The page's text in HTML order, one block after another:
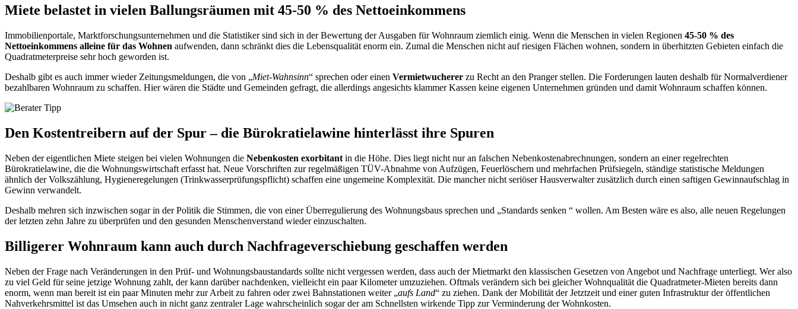
Miete belastet in vielen Ballungsräumen mit 45-50 % des Nettoeinkommens
Immobilienportale, Marktforschungsunternehmen und die Statistiker sind sich in der Bewertung der Ausgaben für Wohnraum ziemlich einig. Wenn die Menschen in vielen Regionen 45-50 % des
Nettoeinkommens alleine für das Wohnen aufwenden, dann schränkt dies die Lebensqualität enorm ein. Zumal die Menschen nicht auf riesigen Flächen wohnen, sondern in überhitzten Gebieten einfach die
Quadratmeterpreise sehr hoch geworden ist.
Deshalb gibt es auch immer wieder Zeitungsmeldungen, die von „Miet-Wahnsinn“ sprechen oder einen Vermietwucherer zu Recht an den Pranger stellen. Die Forderungen lauten deshalb für Normalverdiener
bezahlbaren Wohnraum zu schaffen. Hier wären die Städte und Gemeinden gefragt, die allerdings angesichts klammer Kassen keine eigenen Unternehmen gründen und damit Wohnraum schaffen können.
Den Kostentreibern auf der Spur – die Bürokratielawine hinterlässt ihre Spuren
Neben der eigentlichen Miete steigen bei vielen Wohnungen die Nebenkosten exorbitant in die Höhe. Dies liegt nicht nur an falschen Nebenkostenabrechnungen, sondern an einer regelrechten
Bürokratielawine, die die Wohnungswirtschaft erfasst hat. Neue Vorschriften zur regelmäßigen TÜV-Abnahme von Aufzügen, Feuerlöschern und mehrfachen Prüfsiegeln, ständige statistische Meldungen
ähnlich der Volkszählung, Hygieneregelungen (Trinkwasserprüfungspflicht) schaffen eine ungemeine Komplexität. Die mancher nicht seriöser Hausverwalter zusätzlich durch einen saftigen Gewinnaufschlag in
Gewinn verwandelt.
Deshalb mehren sich inzwischen sogar in der Politik die Stimmen, die von einer Überregulierung des Wohnungsbaus sprechen und „Standards senken “ wollen. Am Besten wäre es also, alle neuen Regelungen
der letzten zehn Jahre zu überprüfen und den gesunden Menschenverstand wieder einzuschalten.
Billigerer Wohnraum kann auch durch Nachfrageverschiebung geschaffen werden
Neben der Frage nach Veränderungen in den Prüf- und Wohnungsbaustandards sollte nicht vergessen werden, dass auch der Mietmarkt den klassischen Gesetzen von Angebot und Nachfrage unterliegt. Wer also
zu viel Geld für seine jetzige Wohnung zahlt, der kann darüber nachdenken, vielleicht ein paar Kilometer umzuziehen. Oftmals verändern sich bei gleicher Wohnqualität die Quadratmeter-Mieten bereits dann
enorm, wenn man bereit ist ein paar Minuten mehr zur Arbeit zu fahren oder zwei Bahnstationen weiter „aufs Land“ zu ziehen. Dank der Mobilität der Jetztzeit und einer guten Infrastruktur der öffentlichen
Nahverkehrsmittel ist das Umsehen auch in nicht ganz zentraler Lage wahrscheinlich sogar der am Schnellsten wirkende Tipp zur Verminderung der Wohnkosten.